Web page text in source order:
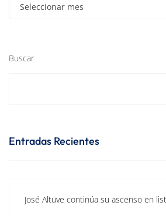
Seleccionar mes
Buscar
Entradas Recientes
José Altuve continúa su ascenso en